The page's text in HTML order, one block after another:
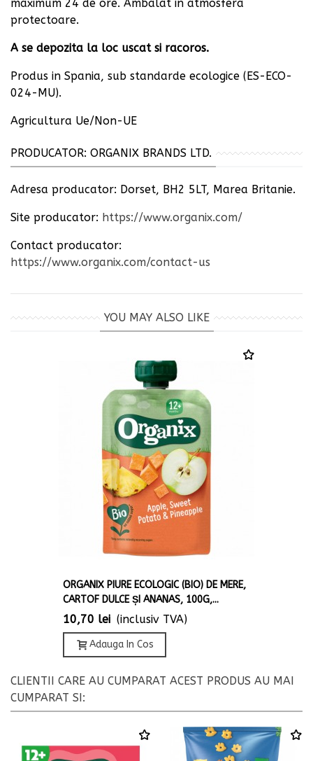
maximum 24 de ore. Ambalat in atmosfera
protectoare.
A se depozita la loc uscat si racoros.
Produs in Spania, sub standarde ecologice (ES-ECO-
024-MU).
Agricultura Ue/Non-UE
PRODUCATOR: ORGANIX BRANDS LTD.
Adresa producator: Dorset, BH2 5LT, Marea Britanie.
Site producator: https://www.organix.com/
Contact producator:
https://www.organix.com/contact-us
YOU MAY ALSO LIKE
ORGANIX PIURE ECOLOGIC (BIO) DE MERE,
CARTOF DULCE ȘI ANANAS, 100G,...
10,70 lei (inclusiv TVA)
Adauga In Cos
CLIENTII CARE AU CUMPARAT ACEST PRODUS AU MAI
CUMPARAT SI: